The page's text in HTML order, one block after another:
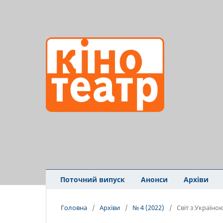
Поточний випуск Анонси Архіви
Головна / Архіви / № 4 (2022) / Світ з